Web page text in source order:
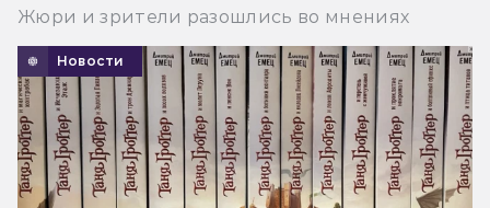
Жюри и зрители разошлись во мнениях
Новости